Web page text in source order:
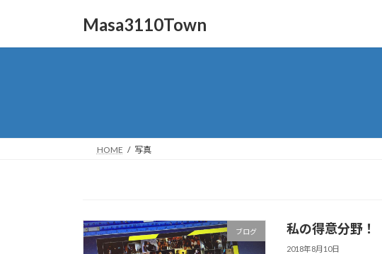
Masa3110Town
HOME 写真
ブログ 私の得意分野！
2018年8月10日